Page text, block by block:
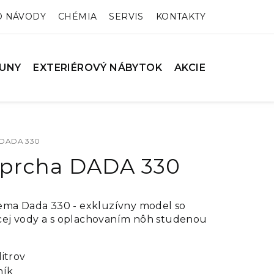
NÁVODY CHÉMIA SERVIS KONTAKTY
EXTERIÉROVÝ NÁBYTOK AKCIE
330
DADA 330
Dada 330 - exkluzívny model so
vody a s oplachovaním nôh studenou